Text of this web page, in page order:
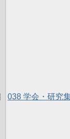
038 学会・研究